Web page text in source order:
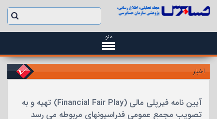
منو
اخبار
آیین نامه فیرپلی مالی (Financial Fair Play) تهیه و به
تصویب مجمع عمومی فدراسیونهای مربوطه می رسد